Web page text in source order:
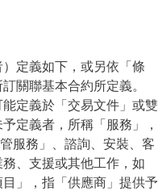
定義如下，或另依「條
關聯基本合約所定義。
定義於「交易文件」或雙
定義者，所稱「服務」，
服務」、諮詢、安裝、客
、支援或其他工作，如
」，指「供應商」提供予